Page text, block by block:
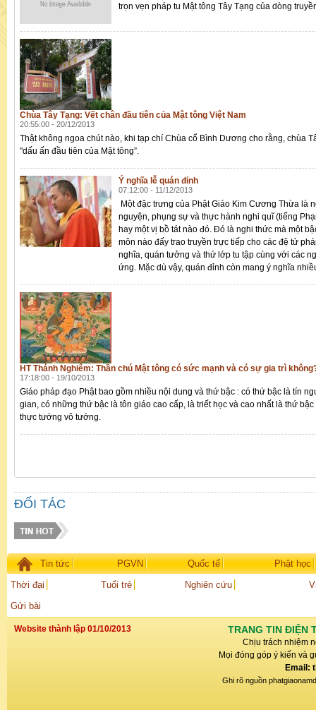
trọn vẹn pháp tu Mật tông Tây Tạng của dòng
Chùa Tây Tạng: Vết chân đầu tiên của Mật tông Việt Nam
20:55:00 - 20/12/2013
Thật không ngoa chút nào, khi tạp chí Chùa cổ Bình Dương cho rằng, chùa
"dấu ấn đầu tiên của Mật tông”.
Ý nghĩa lễ quán đỉnh
07:12:00 - 11/12/2013
Một đặc trưng của Phật Giáo Kim Cương Thừa là
nguyện, phụng sự và thực hành nghi quĩ (tiếng
hay một vị bồ tát nào đó. Đó là nghi thức mà một
môn nào đấy trao truyền trực tiếp cho các đệ tử
nghĩa, quán tưởng và thứ lớp tu tập cùng với các
ứng. Mặc dù vậy, quán đỉnh còn mang ý nghĩa
HT Thánh Nghiêm: Thần chú Mật tông có sức mạnh và có sự gia trì
17:18:00 - 19/10/2013
Giáo pháp đạo Phật bao gồm nhiều nội dung và thứ bậc : có thứ bậc là tín
gian, có những thứ bậc là tôn giáo cao cấp, là triết học và cao nhất là thứ bậc
thực tướng vô tướng.
ĐỐI TÁC
Tin tức PGVN Quốc tế
Phật học
Thời đại
Tuổi trẻ Nghiên cứu
Gửi bài
Website thành lập 01/10/2013 TRANG TIN ĐIỆN
Chịu trách nhiệm
Mọi đóng góp ý kiến và
Email:
Ghi rõ nguồn